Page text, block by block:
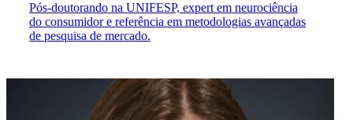
Pós-doutorando na UNIFESP, expert em neurociência
do consumidor e referência em metodologias avançadas
de pesquisa de mercado.